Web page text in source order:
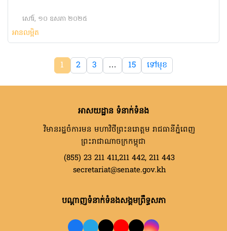
សៅរ៍, ១០ ឧសភា ២០២៥
អានលម្អិត
1 2 3 … 15 ទៅមុខ
អាសយដ្ឋាន ទំនាក់ទំនង
វិមានរដ្ឋចំការមន មហាវិថីព្រះនរោត្តម រាជធានីភ្នំពេញ
ព្រះរាជាណាចក្រកម្ពុជា
(855) 23 211 411,211 442, 211 443
secretariat@senate.gov.kh
បណ្តាញទំនាក់ទំនងសង្គមព្រឹទ្ធសភា